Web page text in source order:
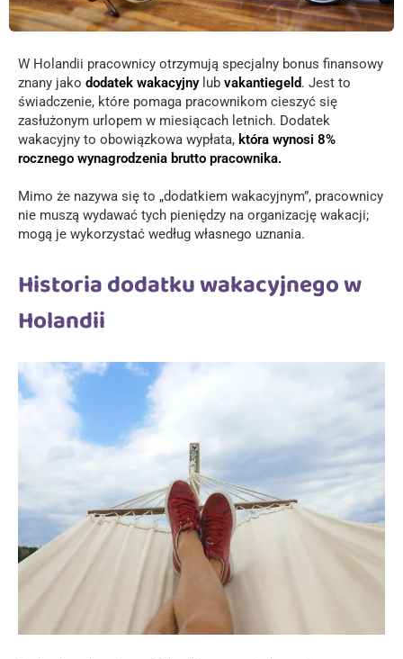
W Holandii pracownicy otrzymują specjalny bonus finansowy
znany jako dodatek wakacyjny lub vakantiegeld. Jest to
świadczenie, które pomaga pracownikom cieszyć się
zasłużonym urlopem w miesiącach letnich. Dodatek
wakacyjny to obowiązkowa wypłata, która wynosi 8%
rocznego wynagrodzenia brutto pracownika.
Mimo że nazywa się to „dodatkiem wakacyjnym”, pracownicy
nie muszą wydawać tych pieniędzy na organizację wakacji;
mogą je wykorzystać według własnego uznania.
Historia dodatku wakacyjnego w
Holandii